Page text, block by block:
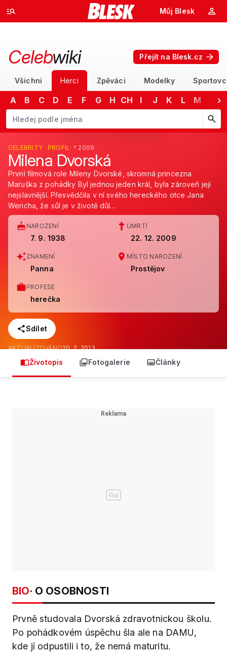
Můj Blesk
Celebwiki Přejít na Blesk.cz
Všichni Herci Zpěváci Modelky
A B C D E F G H CH I J K L M
Začněte psát jméno. Šipkami dolů a nahoru procházejte návrhy,
CELEBRITY · PROFIL· † 2009
Milena Dvorská
První filmová role Mileny Dvorské, skromná princezna
Maruška z pohádky Byl jednou jeden král, byla zároveň její
nejslavnější. Přesvědčila v ní svého hereckého otce Jana
Wericha, že sůl je v životě důl…
NAROZENÍ
7. 9. 1938
ÚMRTÍ
22. 12. 2009
ZNAMENÍ
Panna
MÍSTO NAROZENÍ
Prostějov
PROFESE
herečka
Sdílet
AKTUALIZOVÁNO20. 2. 2013
Životopis Fotogalerie Články
BIO· O OSOBNOSTI
Prvně studovala Dvorská zdravotnickou školu.
Po pohádkovém úspěchu šla ale na DAMU,
kde jí odpustili i to, že nemá maturitu.